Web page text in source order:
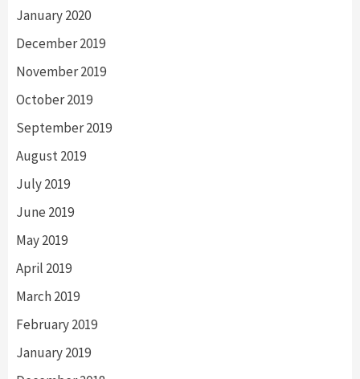
January 2020
December 2019
November 2019
October 2019
September 2019
August 2019
July 2019
June 2019
May 2019
April 2019
March 2019
February 2019
January 2019